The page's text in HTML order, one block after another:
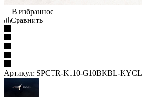
В избранное
Сравнить
Артикул: SPCTR-K110-G10BKBL-KYCL